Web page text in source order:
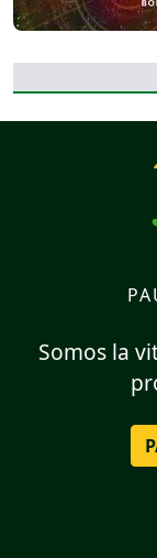
Somos la